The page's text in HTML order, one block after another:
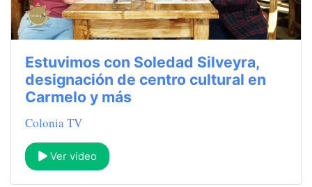
Estuvimos con Soledad Silveyra,
designación de centro cultural en
Carmelo y más
Colonia TV
Ver video